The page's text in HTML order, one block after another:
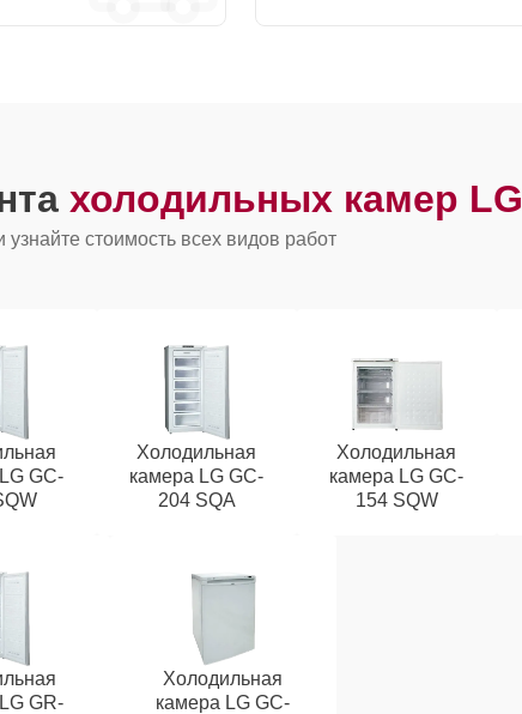
холодильных камер LG
стоимость всех видов работ
GC-
Холодильная
камера LG GC-
204 SQA
Холодильная
камера LG GC-
154 SQW
GR-
Холодильная
камера LG GC-